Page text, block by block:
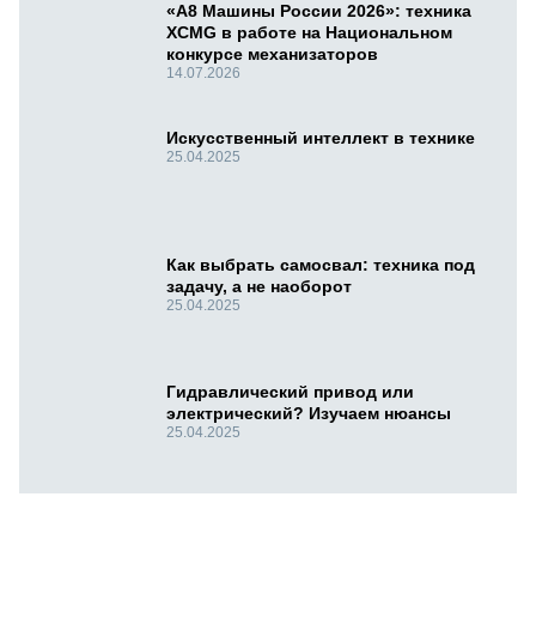
«А8 Машины России 2026»: техника
XCMG в работе на Национальном
конкурсе механизаторов
14.07.2026
Искусственный интеллект в технике
25.04.2025
Как выбрать самосвал: техника под
задачу, а не наоборот
25.04.2025
Гидравлический привод или
электрический? Изучаем нюансы
25.04.2025